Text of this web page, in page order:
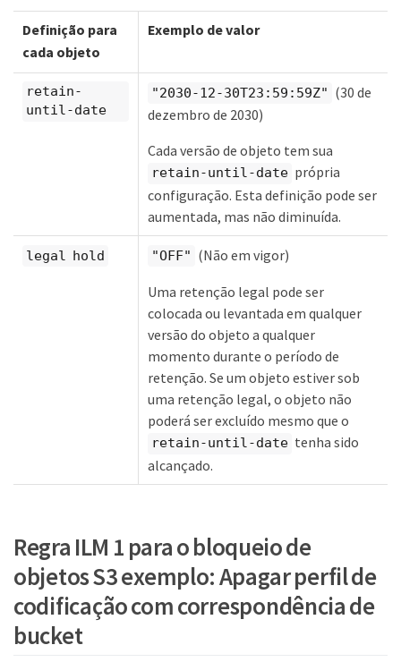
Definição para
cada objeto
Exemplo de valor
retain-
until-date
"2030-12-30T23:59:59Z" (30 de
dezembro de 2030)
Cada versão de objeto tem sua
retain-until-date própria
configuração. Esta definição pode ser
aumentada, mas não diminuída.
legal hold "OFF" (Não em vigor)
Uma retenção legal pode ser
colocada ou levantada em qualquer
versão do objeto a qualquer
momento durante o período de
retenção. Se um objeto estiver sob
uma retenção legal, o objeto não
poderá ser excluído mesmo que o
retain-until-date tenha sido
alcançado.
Regra ILM 1 para o bloqueio de
objetos S3 exemplo: Apagar perfil de
codificação com correspondência de
bucket